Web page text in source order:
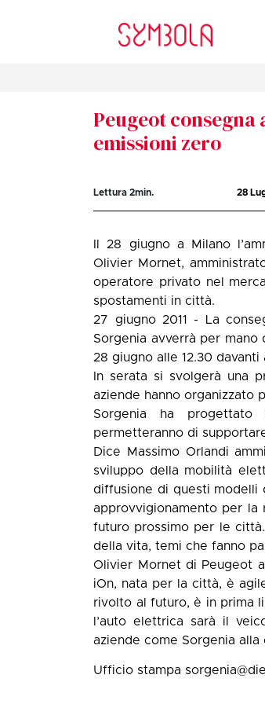
Peugeot
emissioni zero
Lettura2min. 28
Il 28 giugno a Milano
Olivier Mornet,
operatore privato nel
spostamenti in città.
27 giugno 2011 - La
Sorgenia avverrà per mano
28 giugno alle 12.30
In serata si svolgerà una
aziende hanno organizzato
Sorgenia ha
permetteranno di
Dice Massimo Orlandi
sviluppo della mobilità
diffusione di questi modelli
approvvigionamento per la
futuro prossimo per le
della vita, temi che fanno
Olivier Mornet di Peugeot
iOn, nata per la città, è
rivolto al futuro, è in prima
l’auto elettrica sarà il
aziende come Sorgenia alla
Ufficio stampa